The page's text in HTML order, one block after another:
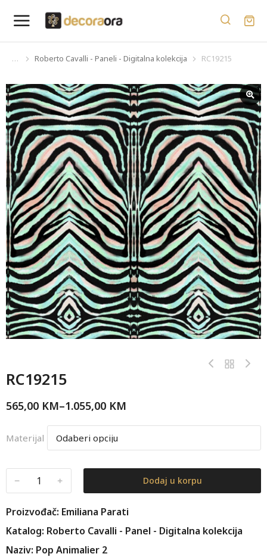
You are here:
Roberto Cavalli - Paneli - Digitalna kolekcija RC19215
RC19215
565,00 KM–1.055,00 KM
Materijal
﹣ ﹢ Dodaj u korpu
Proizvođač: Emiliana Parati
Katalog: Roberto Cavalli - Panel - Digitalna kolekcija
Naziv: Pop Animalier 2